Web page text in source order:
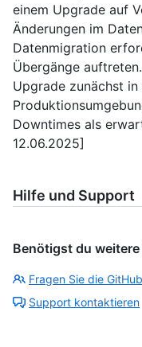
einem Upgrade auf
Änderungen im
Datenmigration
Übergänge
Upgrade zunächst
Downtimes als
12.06.2025]
Hilfe und Support
Benötigst du weitere
Fragen Sie die
Support kontaktieren